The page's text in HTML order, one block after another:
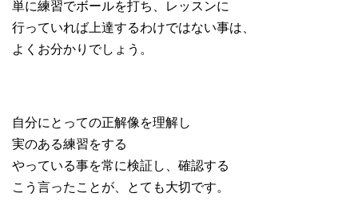
単に練習でボールを打ち、レッスンに
行っていれば上達するわけではない事は、
よくお分かりでしょう。
自分にとっての正解像を理解し
実のある練習をする
やっている事を常に検証し、確認する
こう言ったことが、とても大切です。